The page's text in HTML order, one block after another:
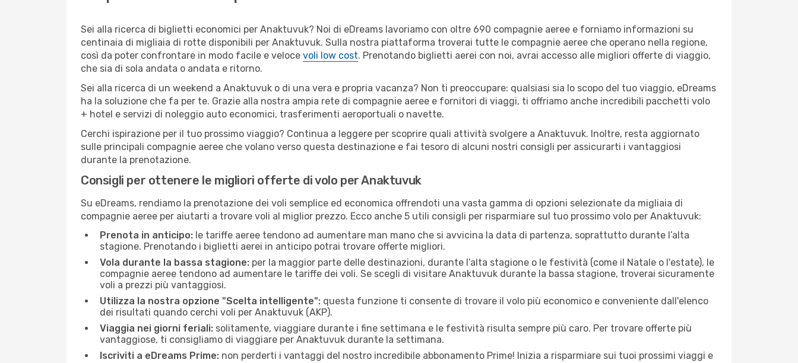
Sei alla ricerca di biglietti economici per Anaktuvuk? Noi di eDreams lavoriamo con oltre 690 compagnie aeree e forniamo informazioni su
centinaia di migliaia di rotte disponibili per Anaktuvuk. Sulla nostra piattaforma troverai tutte le compagnie aeree che operano nella regione,
così da poter confrontare in modo facile e veloce voli low cost. Prenotando biglietti aerei con noi, avrai accesso alle migliori offerte di viaggio,
che sia di sola andata o andata e ritorno.
Sei alla ricerca di un weekend a Anaktuvuk o di una vera e propria vacanza? Non ti preoccupare: qualsiasi sia lo scopo del tuo viaggio, eDreams
ha la soluzione che fa per te. Grazie alla nostra ampia rete di compagnie aeree e fornitori di viaggi, ti offriamo anche incredibili pacchetti volo
+ hotel e servizi di noleggio auto economici, trasferimenti aeroportuali o navette.
Cerchi ispirazione per il tuo prossimo viaggio? Continua a leggere per scoprire quali attività svolgere a Anaktuvuk. Inoltre, resta aggiornato
sulle principali compagnie aeree che volano verso questa destinazione e fai tesoro di alcuni nostri consigli per assicurarti i vantaggiosi
durante la prenotazione.
Consigli per ottenere le migliori offerte di volo per Anaktuvuk
Su eDreams, rendiamo la prenotazione dei voli semplice ed economica offrendoti una vasta gamma di opzioni selezionate da migliaia di
compagnie aeree per aiutarti a trovare voli al miglior prezzo. Ecco anche 5 utili consigli per risparmiare sul tuo prossimo volo per Anaktuvuk:
Prenota in anticipo: le tariffe aeree tendono ad aumentare man mano che si avvicina la data di partenza, soprattutto durante l’alta
stagione. Prenotando i biglietti aerei in anticipo potrai trovare offerte migliori.
Vola durante la bassa stagione: per la maggior parte delle destinazioni, durante l’alta stagione o le festività (come il Natale o l'estate), le
compagnie aeree tendono ad aumentare le tariffe dei voli. Se scegli di visitare Anaktuvuk durante la bassa stagione, troverai sicuramente
voli a prezzi più vantaggiosi.
Utilizza la nostra opzione "Scelta intelligente": questa funzione ti consente di trovare il volo più economico e conveniente dall'elenco
dei risultati quando cerchi voli per Anaktuvuk (AKP).
Viaggia nei giorni feriali: solitamente, viaggiare durante i fine settimana e le festività risulta sempre più caro. Per trovare offerte più
vantaggiose, ti consigliamo di viaggiare per Anaktuvuk durante la settimana.
Iscriviti a eDreams Prime: non perderti i vantaggi del nostro incredibile abbonamento Prime! Inizia a risparmiare sui tuoi prossimi viaggi e